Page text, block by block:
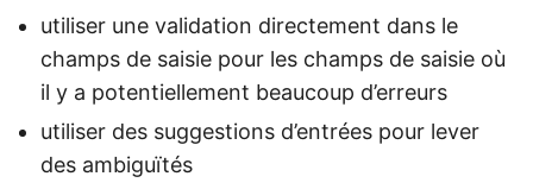
utiliser une validation directement dans le
champs de saisie pour les champs de saisie où
il y a potentiellement beaucoup d’erreurs
utiliser des suggestions d’entrées pour lever
des ambiguïtés